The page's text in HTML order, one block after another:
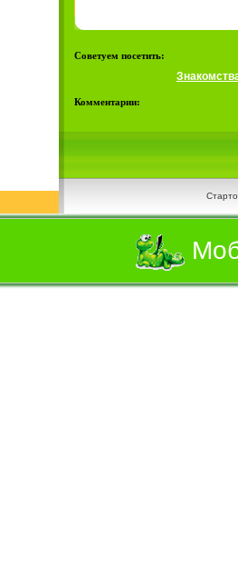
Советуем посетить:
Комментарии: